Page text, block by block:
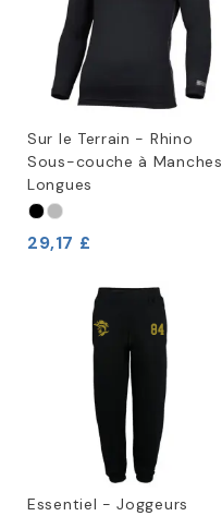
Sur le Terrain - Rhino
Sous-couche à Manches
Longues
29,17 £
Essentiel - Joggeurs